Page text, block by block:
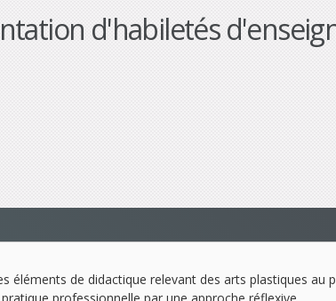
d'habiletés
éléments de didactique relevant des arts plastiques
professionnelle par une approche réflexive.